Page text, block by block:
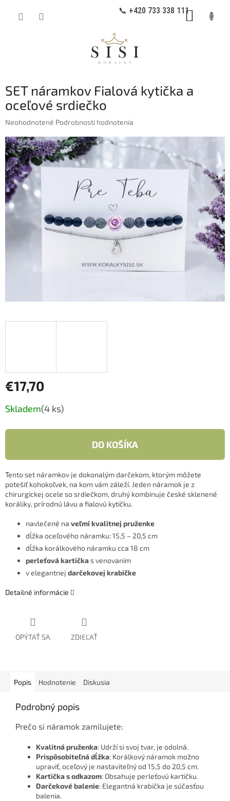
📞 +420 733 338 111
SET náramkov Fialová kytička a
oceľové srdiečko
Priemerné
produktu
je
0,0
z
5
hviezdičiek.
Neohodnotené Podrobnosti hodnotenia
€17,70
Jednotková
cena:
Skladem(4 ks)
DO KOŠÍKA
Tento set náramkov je dokonalým darčekom, ktorým môžete
potešiť kohokoľvek, na kom vám záleží. Jeden náramok je z
chirurgickej ocele so srdiečkom, druhý kombinuje české sklenené
koráliky, prírodnú lávu a fialovú kytičku.
navlečené na veľmi kvalitnej pruženke
dĺžka oceľového náramku: 15,5 – 20,5 cm
dĺžka korálkového náramku cca 18 cm
perleťová kartičkas venovaním
v elegantnej darčekovej krabičke
Detailné informácie
OPÝTAŤ SA ZDIEĽAŤ
Popis Hodnotenie Diskusia
Podrobný popis
Prečo si náramok zamilujete:
Kvalitná pruženka: Udrží si svoj tvar, je odolná.
Prispôsobiteľná dĺžka: Korálkový náramok možno
upraviť, oceľový je nastaviteľný od 15,5 do 20,5 cm.
Kartička s odkazom: Obsahuje perleťovú kartičku.
Darčekové balenie: Elegantná krabička je súčasťou
balenia.